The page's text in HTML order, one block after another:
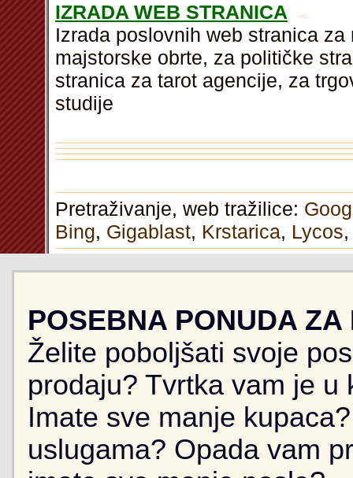
IZRADA WEB STRANICA
Izrada poslovnih web stranica
majstorske obrte, za političke
stranica za tarot agencije, za
studije
Pretraživanje, web tražilice:
Bing, Gigablast, Krstarica, Lycos
POSEBNA PONUDA ZA
Želite poboljšati svoje
prodaju? Tvrtka vam je
Imate sve manje
uslugama? Opada vam